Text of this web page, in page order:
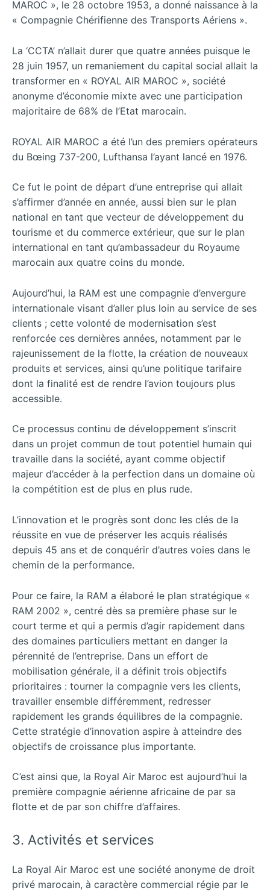
MAROC », le 28 octobre 1953, a donné naissance à la
« Compagnie Chérifienne des Transports Aériens ».
La ‘CCTA’ n’allait durer que quatre années puisque le
28 juin 1957, un remaniement du capital social allait la
transformer en « ROYAL AIR MAROC », société
anonyme d’économie mixte avec une participation
majoritaire de 68% de l’Etat marocain.
ROYAL AIR MAROC a été l’un des premiers opérateurs
du Bœing 737-200, Lufthansa l’ayant lancé en 1976.
Ce fut le point de départ d’une entreprise qui allait
s’affirmer d’année en année, aussi bien sur le plan
national en tant que vecteur de développement du
tourisme et du commerce extérieur, que sur le plan
international en tant qu’ambassadeur du Royaume
marocain aux quatre coins du monde.
Aujourd’hui, la RAM est une compagnie d’envergure
internationale visant d’aller plus loin au service de ses
clients ; cette volonté de modernisation s’est
renforcée ces dernières années, notamment par le
rajeunissement de la flotte, la création de nouveaux
produits et services, ainsi qu’une politique tarifaire
dont la finalité est de rendre l’avion toujours plus
accessible.
Ce processus continu de développement s’inscrit
dans un projet commun de tout potentiel humain qui
travaille dans la société, ayant comme objectif
majeur d’accéder à la perfection dans un domaine où
la compétition est de plus en plus rude.
L’innovation et le progrès sont donc les clés de la
réussite en vue de préserver les acquis réalisés
depuis 45 ans et de conquérir d’autres voies dans le
chemin de la performance.
Pour ce faire, la RAM a élaboré le plan stratégique «
RAM 2002 », centré dès sa première phase sur le
court terme et qui a permis d’agir rapidement dans
des domaines particuliers mettant en danger la
pérennité de l’entreprise. Dans un effort de
mobilisation générale, il a définit trois objectifs
prioritaires : tourner la compagnie vers les clients,
travailler ensemble différemment, redresser
rapidement les grands équilibres de la compagnie.
Cette stratégie d’innovation aspire à atteindre des
objectifs de croissance plus importante.
C’est ainsi que, la Royal Air Maroc est aujourd’hui la
première compagnie aérienne africaine de par sa
flotte et de par son chiffre d’affaires.
3. Activités et services
La Royal Air Maroc est une société anonyme de droit
privé marocain, à caractère commercial régie par le